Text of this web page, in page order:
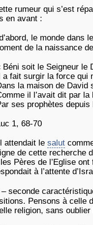
rumeur qui s’est
en avant :
le monde dans
de la naissance
Béni soit le Seigneur le
a fait surgir la force qui
la maison de David
il l’avait dit par
ses prophètes
1, 68-70
attendait le salut
de cette recherche
Pères de l’Eglise
à l’attente
seconde
Pensons à celle
religion, sans oublier